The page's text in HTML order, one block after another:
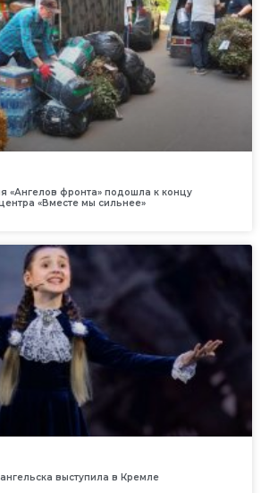
«Ангелов фронта» подошла к концу
«Вместе мы сильнее»
выступила в Кремле